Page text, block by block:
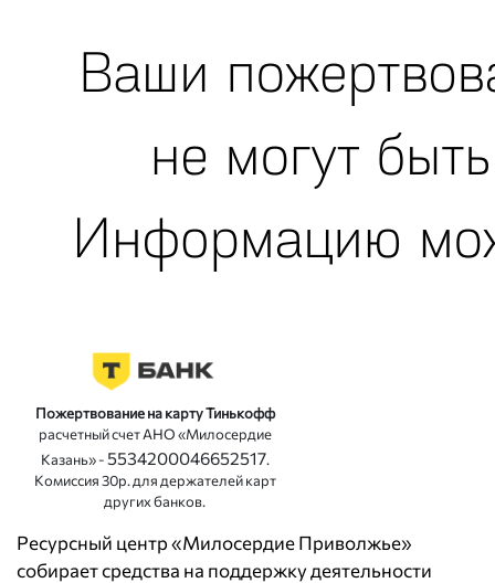
Пожертвование на карту Тинькофф
расчетный счет АНО «Милосердие
Казань» -5534200046652517.
Комиссия 30р. для держателей карт
других банков.
Ресурсный центр «Милосердие Приволжье»
собирает средства на поддержку деятельности